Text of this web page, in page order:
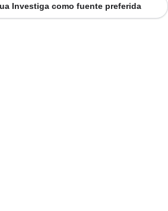
Investiga como fuente preferida